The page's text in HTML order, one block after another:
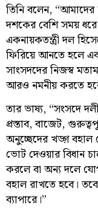
তিনি বলেন,
দশকের বেশি সময় ধরে
একনায়কতন্ত্রী দল
ফিরিয়ে আনতে হলে
সাংসদদের নিজস্ব
আরও নমনীয় করতে
তার ভাষ্য, “সংসদে
প্রস্তাব, বাজেট,
অনুচ্ছেদের খড়্গ বহাল
ভোট দেওয়ার বিধান
করলে বা অন্য দলে
বহাল রাখতে হবে।
ব্যাপারে।”